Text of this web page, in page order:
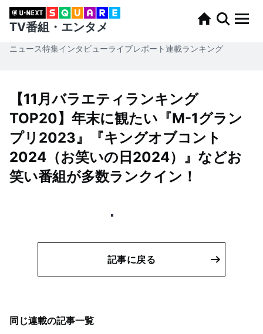
TV番組・エンタメ
ニュース特集インタビューライブレポート連載ランキング
【11月バラエティランキング
TOP20】年末に観たい『M-1グラン
プリ2023』『キングオブコント
2024（お笑いの日2024）』などお
笑い番組が多数ランクイン！
記事に戻る
同じ連載の記事一覧